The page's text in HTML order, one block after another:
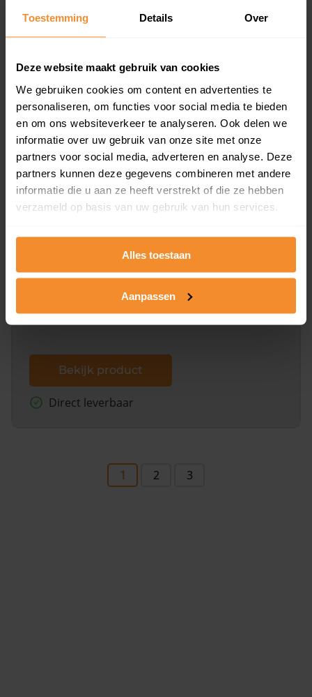
Toestemming Details Over
Deze website maakt gebruik van cookies
We gebruiken cookies om content en advertenties te
personaliseren, om functies voor social media te bieden
en om ons websiteverkeer te analyseren. Ook delen we
informatie over uw gebruik van onze site met onze
partners voor social media, adverteren en analyse. Deze
partners kunnen deze gegevens combineren met andere
informatie die u aan ze heeft verstrekt of die ze hebben
verzameld op basis van uw gebruik van hun services.
Alles toestaan
Aanpassen
Een overzicht van alle verkochte woningen (koopsom
en koopdatum) binnen een postcodegebied. Dit
Bekijk product
Direct leverbaar
Een uitgebreid overzicht van het perceel en
dit inclusief de luchtfoto!
Bekijk product
Direct leverbaar
1 2 3